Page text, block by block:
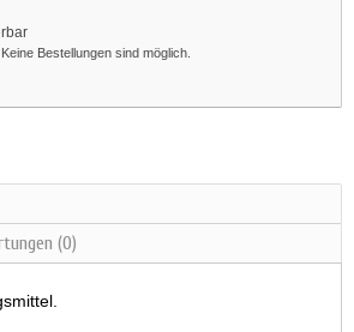
Bestellungen sind möglich.
(0)